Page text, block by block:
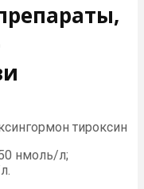
тироксин
нмоль/л;